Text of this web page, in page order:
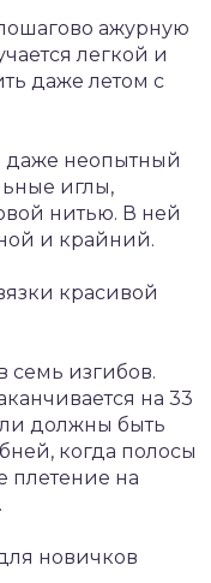
ажурную
легкой и
даже летом с
даже неопытный
иглы,
нитью. В ней
и крайний.
красивой
семь изгибов.
на 33
должны быть
когда полосы
плетение на
новичков